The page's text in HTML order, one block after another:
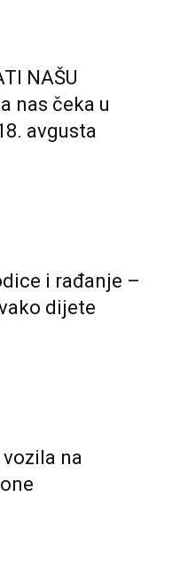
NAŠU
nas čeka u
avgusta
i rađanje –
dijete
na